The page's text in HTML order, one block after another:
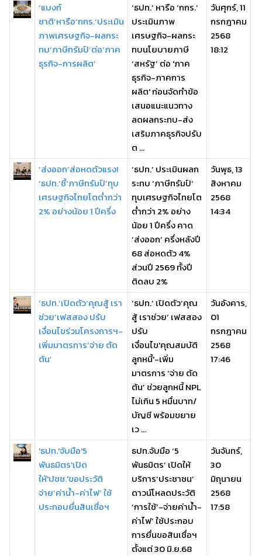
‘แบงก์
ชาติ’หารือ‘กกร.’ประเมิน
ภาพเศรษฐกิจ-ผลกระ
ทบ‘ภาษีทรัมป์’ต่อ‘ภาค
ธุรกิจ-การผลิต’
‘ธปท.’ หารือ ‘กกร.’
ประเมินภาพ
เศรษฐกิจ-ผลกระ
ทบนโยบายภาษี
‘สหรัฐ’ ต่อ 'ภาค
ธุรกิจ-ภาคการ
ผลิต' ก่อนจัดทำข้อ
เสนอแนะแนวทาง
ลดผลกระทบ-ส่ง
เสริมภาคธุรกิจปรับ
ต ...
วันศุกร์, 11
กรกฎาคม
2568
18:12
‘ส่งออก’ส่อหดตัวแรง!
‘ธปท.’ชี้‘ภาษีทรัมป์’ทุบ
เศรษฐกิจไทยโตต่ำกว่า
2% อย่างน้อย 1 ปีครึ่ง
‘ธปท.’ ประเมินผลก
ระทบ ‘ภาษีทรัมป์’
ทุบเศรษฐกิจไทยโต
ต่ำกว่า 2% อย่าง
น้อย 1 ปีครึ่ง คาด
‘ส่งออก’ ครึ่งหลังปี
68 ส่อหดตัว 4%
ส่วนปี 2569 ทั้งปี
ติดลบ 2%
วันพุธ, 13
สิงหาคม
2568
14:34
‘ธปท.’เปิดตัว‘คุณสู้ เรา
ช่วย’เฟสสอง ปรับ
เงื่อนไขร่วมโครงการฯ-
เพิ่มมาตรการ‘จ่าย ตัด
ต้น’
‘ธปท.’ เปิดตัว‘คุณ
สู้ เราช่วย’ เฟสสอง
ปรับ
เงื่อนไข'คุณสมบัติ
ลูกหนี้'-เพิ่ม
มาตรการ ‘จ่าย ตัด
ต้น’ ช่วยลูกหนี้ NPL
ไม่เกิน 5 หมื่นบาท/
บัญชี พร้อมขยาย
เว ...
วันอังคาร,
01
กรกฎาคม
2568
17:46
'ธปท.'จับมือ'5
พันธมิตร'เปิด
ให้'ปชช.'ขอประวัติ
จ่าย‘ค่าน้ำ-ค่าไฟ’ ใช้
ประกอบยื่นสินเชื่อฯ
ธปท.จับมือ ‘5
พันธมิตร’ เปิดให้
บริการ‘ประชาชน’
ดาวน์โหลดประวัติ
‘การใช้’-จ่ายค่าน้ำ-
ค่าไฟ’ ใช้ประกอบ
การยื่นขอสินเชื่อฯ
ตั้งแต่ 30 มิ.ย.68
วันจันทร์,
30
มิถุนายน
2568
17:58